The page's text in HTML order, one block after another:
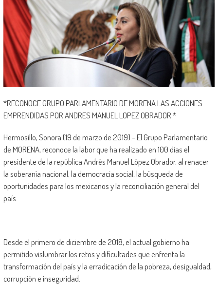
*RECONOCE GRUPO PARLAMENTARIO DE MORENA LAS ACCIONES
EMPRENDIDAS POR ANDRES MANUEL LOPEZ OBRADOR.*
Hermosillo, Sonora (19 de marzo de 2019).- El Grupo Parlamentario
de MORENA, reconoce la labor que ha realizado en 100 días el
presidente de la república Andrés Manuel López Obrador, al renacer
la soberanía nacional, la democracia social, la búsqueda de
oportunidades para los mexicanos y la reconciliación general del
país.
Desde el primero de diciembre de 2018, el actual gobierno ha
permitido vislumbrar los retos y dificultades que enfrenta la
transformación del país y la erradicación de la pobreza, desigualdad,
corrupción e inseguridad.